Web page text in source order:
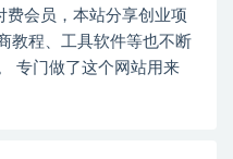
会员，本站分享创业项
教程、工具软件等也不断
专门做了这个网站用来